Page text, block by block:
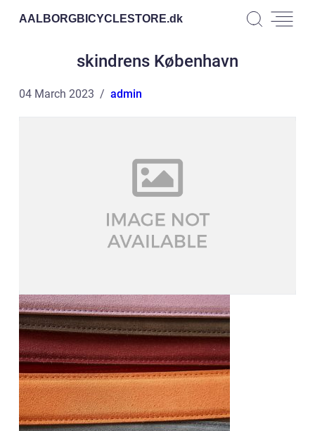
AALBORGBICYCLESTORE.dk
skindrens København
04 March 2023 admin